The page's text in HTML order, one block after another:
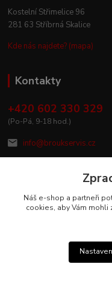
Kostelní Střimelice 96
281 63 Stříbrná Skalice
Kde nás najdete? (mapa)
Kontakty
+420 602 330 329
(Po-Pá, 9-18 hod.)
info@broukservis.cz
Náš e-shop a partneři
cookies, aby Vám mohli